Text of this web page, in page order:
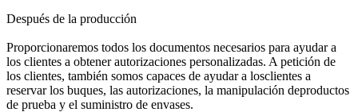
Después de la producción
Proporcionaremos todos los documentos necesarios para ayudar a
los clientes a obtener autorizaciones personalizadas. A petición de
los clientes, también somos capaces de ayudar a losclientes a
reservar los buques, las autorizaciones, la manipulación deproductos
de prueba y el suministro de envases.